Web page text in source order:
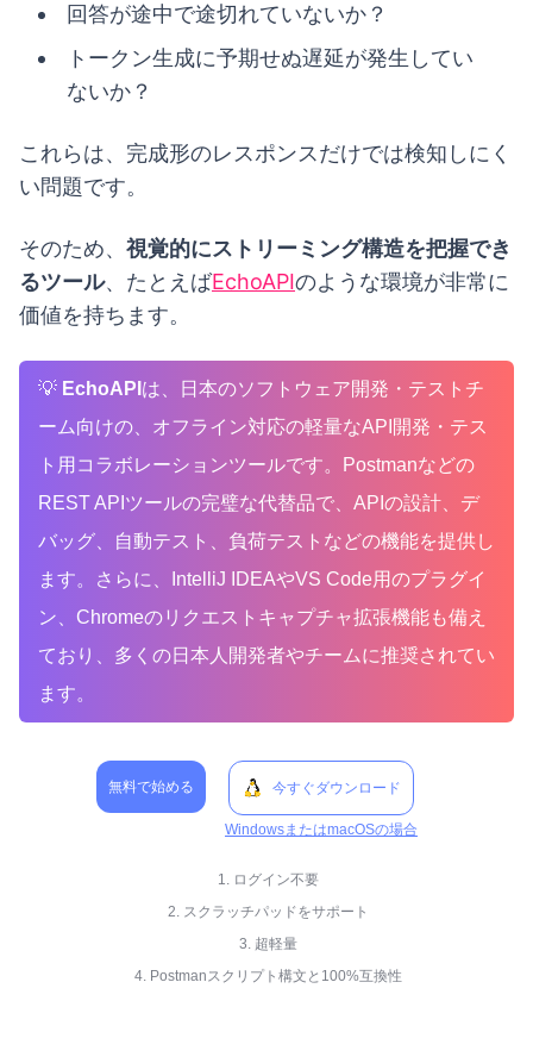
回答が途中で途切れていないか？
トークン生成に予期せぬ遅延が発生してい
ないか？
これらは、完成形のレスポンスだけでは検知しにく
い問題です。
そのため、 視覚的にストリーミング構造を把握でき
るツール、たとえばEchoAPIのような環境が非常に
価値を持ちます。
💡 EchoAPI は、日本のソフトウェア開発・テストチ
ーム向けの、オフライン対応の軽量なAPI開発・テス
ト用コラボレーションツールです。Postmanなどの
REST APIツールの完璧な代替品で、APIの設計、デ
バッグ、自動テスト、負荷テストなどの機能を提供し
ます。さらに、IntelliJ IDEAやVS Code用のプラグイ
ン、Chromeのリクエストキャプチャ拡張機能も備え
ており、多くの日本人開発者やチームに推奨されてい
ます。
無料で始める 今すぐダウンロード
WindowsまたはmacOSの場合
1. ログイン不要
2. スクラッチパッドをサポート
3. 超軽量
4. Postmanスクリプト構文と100%互換性